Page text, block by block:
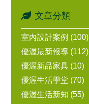
文章分類
室內設計案例 (100)
優渥最新報導 (112)
優渥新品家具 (10)
優渥生活學堂 (70)
優渥生活新知 (55)